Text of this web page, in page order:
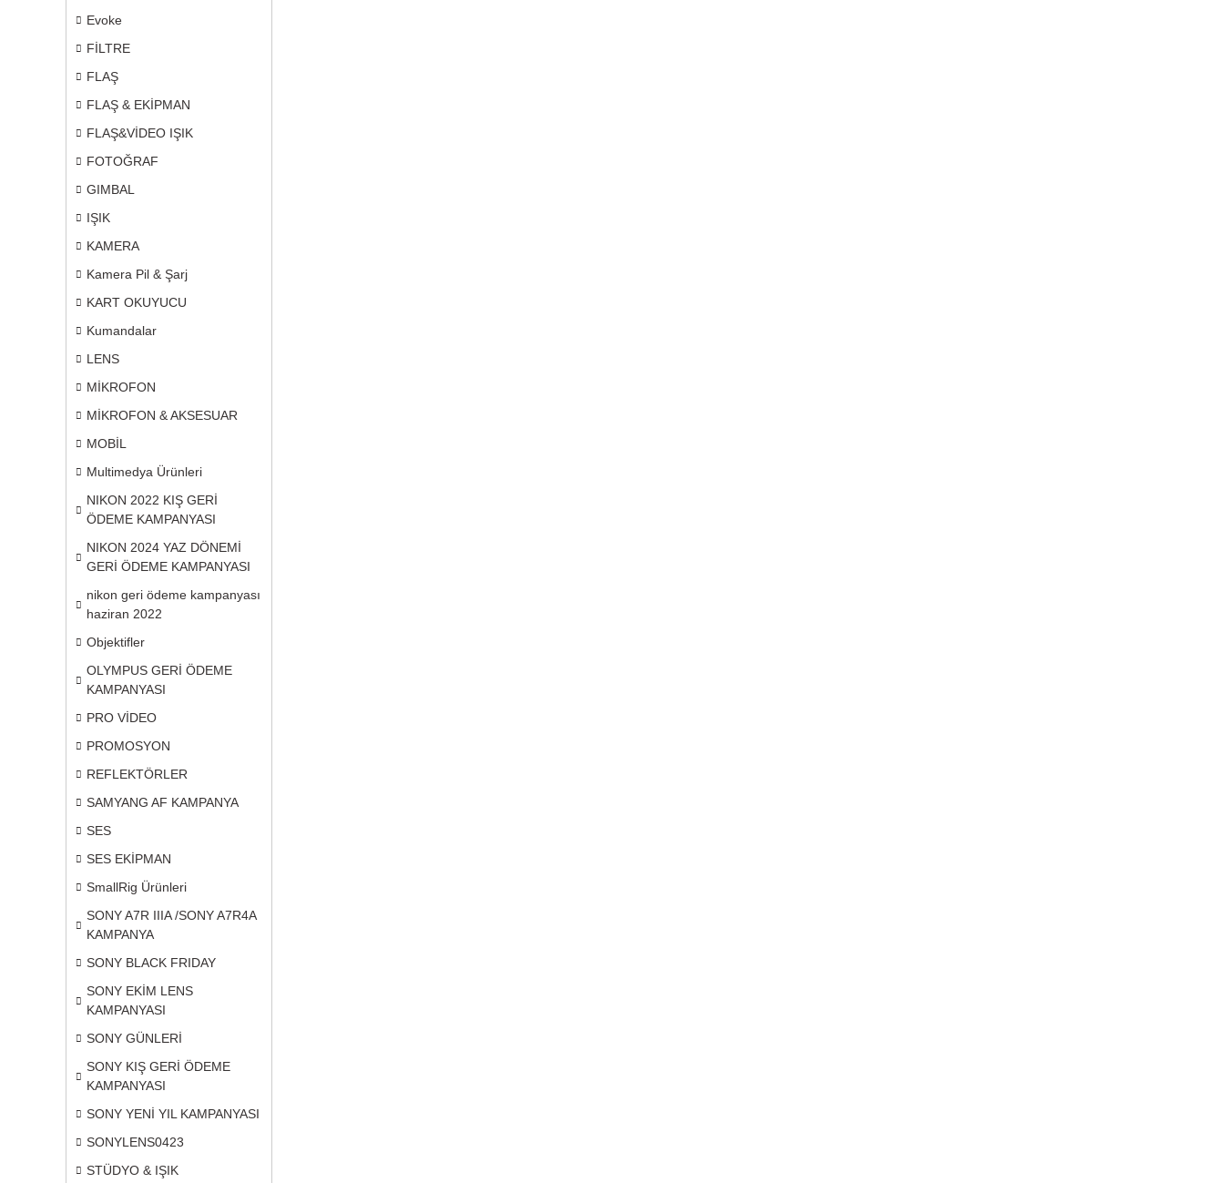
Evoke
FİLTRE
FLAŞ
FLAŞ & EKİPMAN
FLAŞ&VİDEO IŞIK
FOTOĞRAF
GIMBAL
IŞIK
KAMERA
Kamera Pil & Şarj
KART OKUYUCU
Kumandalar
LENS
MİKROFON
MİKROFON & AKSESUAR
MOBİL
Multimedya Ürünleri
NIKON 2022 KIŞ GERİ
ÖDEME KAMPANYASI
NIKON 2024 YAZ DÖNEMİ
GERİ ÖDEME KAMPANYASI
nikon geri ödeme kampanyası
haziran 2022
Objektifler
OLYMPUS GERİ ÖDEME
KAMPANYASI
PRO VİDEO
PROMOSYON
REFLEKTÖRLER
SAMYANG AF KAMPANYA
SES
SES EKİPMAN
SmallRig Ürünleri
SONY A7R IIIA /SONY A7R4A
KAMPANYA
SONY BLACK FRIDAY
SONY EKİM LENS
KAMPANYASI
SONY GÜNLERİ
SONY KIŞ GERİ ÖDEME
KAMPANYASI
SONY YENİ YIL KAMPANYASI
SONYLENS0423
STÜDYO & IŞIK